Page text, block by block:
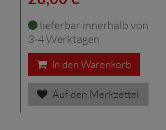
lieferbar innerhalb von
3-4 Werktagen
In den Warenkorb
Auf den Merkzettel